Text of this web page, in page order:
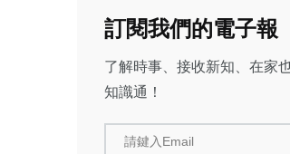
訂閱我們的電子報
了解時事、接收新知、在家
知識通！
請鍵入Email